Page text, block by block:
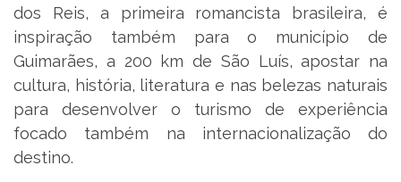
dos Reis, a primeira romancista brasileira, é
inspiração também para o município de
Guimarães, a 200 km de São Luís, apostar na
cultura, história, literatura e nas belezas naturais
para desenvolver o turismo de experiência
focado também na internacionalização do
destino.